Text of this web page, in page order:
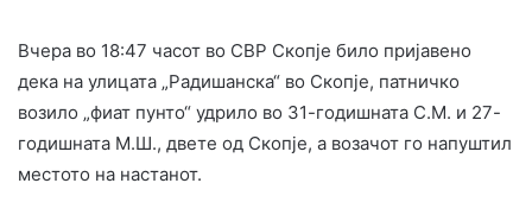
Вчера во 18:47 часот во СВР Скопје било пријавено
дека на улицата „Радишанска“ во Скопје, патничко
возило „фиат пунто“ удрило во 31-годишната С.М. и 27-
годишната М.Ш., двете од Скопје, а возачот го напуштил
местото на настанот.